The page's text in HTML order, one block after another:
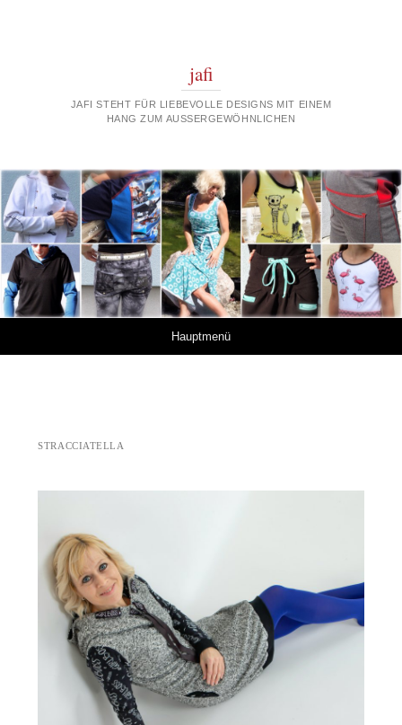
jafi
JAFI STEHT FÜR LIEBEVOLLE DESIGNS MIT EINEM
HANG ZUM AUSSERGEWÖHNLICHEN
Hauptmenü
STRACCIATELLA